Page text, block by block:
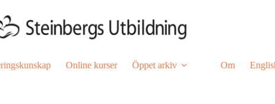
Online kurser Öppet arkiv Om